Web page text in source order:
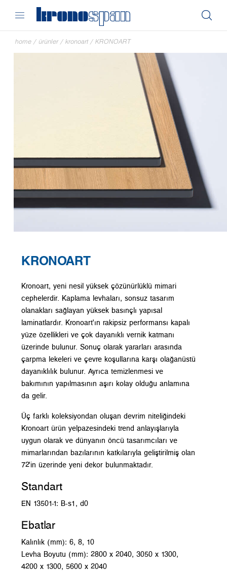
home / ürünler / kronoart / KRONOART
KRONOART
Kronoart, yeni nesil yüksek çözünürlüklü mimari
cephelerdir. Kaplama levhaları, sonsuz tasarım
olanakları sağlayan yüksek basınçlı yapısal
laminatlardır. Kronoart'ın rakipsiz performansı kapalı
yüze özellikleri ve çok dayanıklı vernik katmanı
üzerinde bulunur. Sonuç olarak yararları arasında
çarpma lekeleri ve çevre koşullarına karşı olağanüstü
dayanıklılık bulunur. Ayrıca temizlenmesi ve
bakımının yapılmasının aşırı kolay olduğu anlamına
da gelir.
Üç farklı koleksiyondan oluşan devrim niteliğindeki
Kronoart ürün yelpazesindeki trend anlayışlarıyla
uygun olarak ve dünyanın öncü tasarımcıları ve
mimarlarından bazılarının katkılarıyla geliştirilmiş olan
72'in üzerinde yeni dekor bulunmaktadır.
Standart
EN 13501-1: B-s1, d0
Ebatlar
Kalınlık (mm): 6, 8, 10
Levha Boyutu (mm): 2800 x 2040, 3050 x 1300,
4200 x 1300, 5600 x 2040